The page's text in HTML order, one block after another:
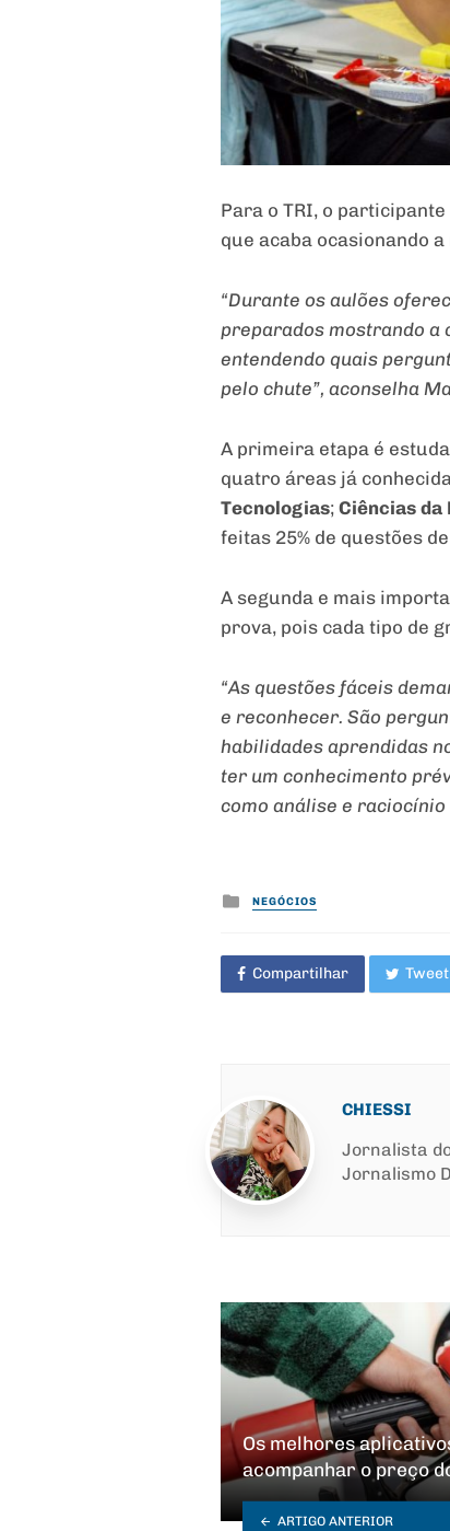
Para o TRI, o
que acaba ocasionando
“Durante os aulões
preparados mostrando a
entendendo quais
pelo chute”, aconselha
A primeira etapa é
quatro áreas já
Tecnologias; Ciências da
feitas 25% de questões
A segunda e mais
prova, pois cada tipo de
“As questões fáceis
e reconhecer. São
habilidades aprendidas
ter um conhecimento
como análise e
Posted
in
NEGÓCIOS
Compartilhar Tweet
CHIESSI
Jornalista
Jornalismo
Os melhores
acompanhar o preço
ARTIGO ANTERIOR